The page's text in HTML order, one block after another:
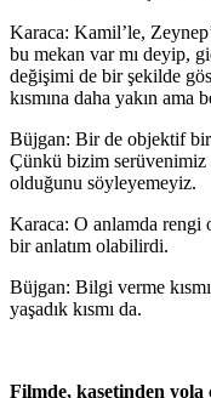
Karaca: Kamil’le,
bu mekan var mı deyip,
değişimi de bir şekilde
kısmına daha yakın ama
Büjgan: Bir de objektif bir
Çünkü bizim serüvenimiz
olduğunu söyleyemeyiz.
Karaca: O anlamda rengi
bir anlatım olabilirdi.
Büjgan: Bilgi verme
yaşadık kısmı da.
Filmde, kasetinden yola